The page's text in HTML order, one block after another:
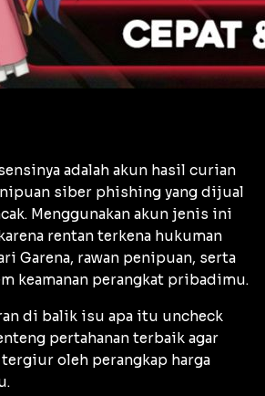
adalah akun hasil curian
siber phishing yang dijual
Menggunakan akun jenis ini
rentan terkena hukuman
Garena, rawan penipuan, serta
keamanan perangkat pribadimu.
di balik isu apa itu uncheck
pertahanan terbaik agar
oleh perangkap harga